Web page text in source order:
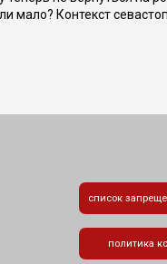
мало? Контекст
список
политика